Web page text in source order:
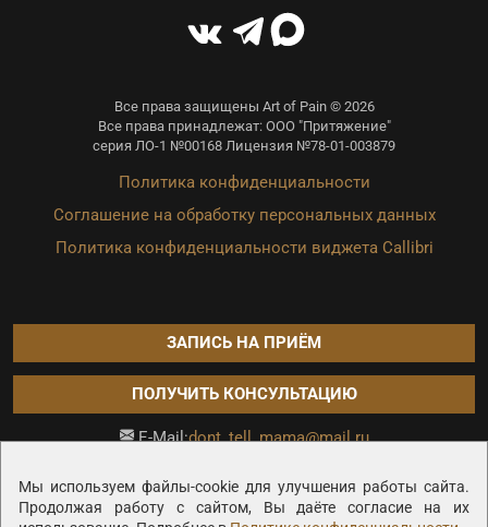
Мы используем файлы-cookie для улучшения работы сайта.
Продолжая работу с сайтом, Вы даёте согласие на их
Все права защищены Art of Pain © 2026
Все права принадлежат: ООО "Притяжение"
серия ЛО-1 №00168 Лицензия №78-01-003879
Политика конфиденциальности
Соглашение на обработку персональных данных
Политика конфиденциальности виджета Callibri
ЗАПИСЬ НА ПРИЁМ
ПОЛУЧИТЬ КОНСУЛЬТАЦИЮ
E-Mail:dont_tell_mama@mail.ru